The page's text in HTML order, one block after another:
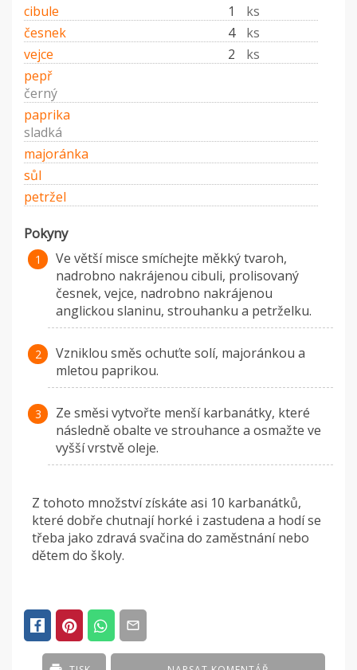
cibule
1
ks
česnek
4
ks
vejce
2
ks
pepř
černý
paprika
sladká
majoránka
sůl
petržel
Pokyny
Ve větší misce smíchejte měkký tvaroh,
nadrobno nakrájenou cibuli, prolisovaný
česnek, vejce, nadrobno nakrájenou
anglickou slaninu, strouhanku a petrželku.
Vzniklou směs ochuťte solí, majoránkou a
mletou paprikou.
Ze směsi vytvořte menší karbanátky, které
následně obalte ve strouhance a osmažte ve
vyšší vrstvě oleje.
Z tohoto množství získáte asi 10 karbanátků,
které dobře chutnají horké i zastudena a hodí se
třeba jako zdravá svačina do zaměstnání nebo
dětem do školy.